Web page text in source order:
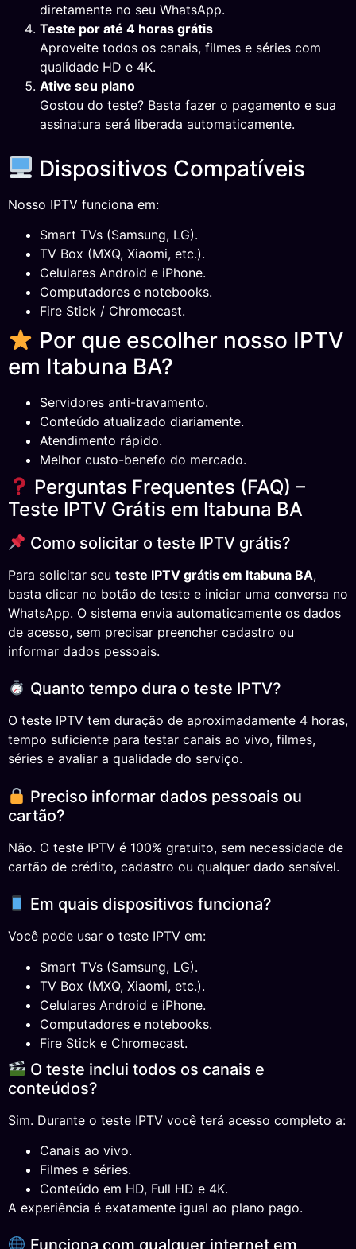
diretamente no seu WhatsApp.
Teste por até 4 horas grátis
Aproveite todos os canais, filmes e séries com
qualidade HD e 4K.
Ative seu plano
Gostou do teste? Basta fazer o pagamento e sua
assinatura será liberada automaticamente.
Dispositivos Compatíveis
Nosso IPTV funciona em:
Smart TVs (Samsung, LG).
TV Box (MXQ, Xiaomi, etc.).
Celulares Android e iPhone.
Computadores e notebooks.
Fire Stick / Chromecast.
Por que escolher nosso IPTV
em Itabuna BA?
Servidores anti-travamento.
Conteúdo atualizado diariamente.
Atendimento rápido.
Melhor custo-benefo do mercado.
Perguntas Frequentes (FAQ) –
Teste IPTV Grátis em Itabuna BA
Como solicitar o teste IPTV grátis?
Para solicitar seu teste IPTV grátis em Itabuna BA,
basta clicar no botão de teste e iniciar uma conversa no
WhatsApp. O sistema envia automaticamente os dados
de acesso, sem precisar preencher cadastro ou
informar dados pessoais.
Quanto tempo dura o teste IPTV?
O teste IPTV tem duração de aproximadamente 4 horas,
tempo suficiente para testar canais ao vivo, filmes,
séries e avaliar a qualidade do serviço.
Preciso informar dados pessoais ou
cartão?
Não. O teste IPTV é 100% gratuito, sem necessidade de
cartão de crédito, cadastro ou qualquer dado sensível.
Em quais dispositivos funciona?
Você pode usar o teste IPTV em:
Smart TVs (Samsung, LG).
TV Box (MXQ, Xiaomi, etc.).
Celulares Android e iPhone.
Computadores e notebooks.
Fire Stick e Chromecast.
O teste inclui todos os canais e
conteúdos?
Sim. Durante o teste IPTV você terá acesso completo a:
Canais ao vivo.
Filmes e séries.
Conteúdo em HD, Full HD e 4K.
A experiência é exatamente igual ao plano pago.